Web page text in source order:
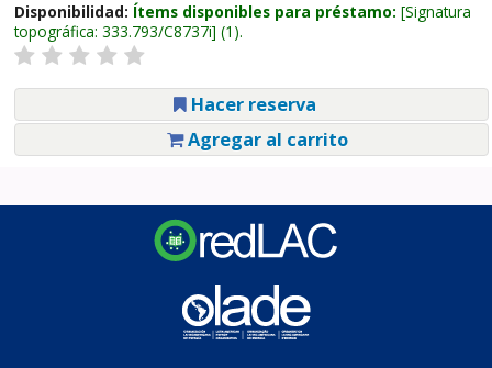
Disponibilidad: Ítems disponibles para préstamo: Signatura
topográfica: 333.793/C8737i (1).
Hacer reserva
Agregar al carrito